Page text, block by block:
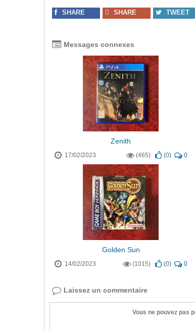
SHARE SHARE TWEET
Messages connexes
Zenith
17/02/2023 (465) (0) 0
Golden Sun
14/02/2023 (1015) (0) 0
Laissez un commentaire
Vous ne pouvez pas